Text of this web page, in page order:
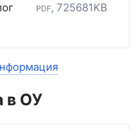
pdf, 725681KB
в ОУ